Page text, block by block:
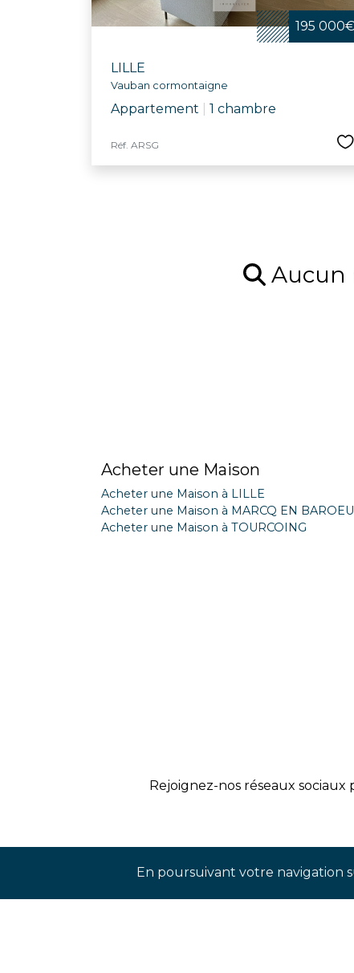
En poursuivant votre navigation
195 000€
LILLE
Vauban cormontaigne
Appartement 1 chambre
Réf. ARSG
Aucun
Acheter une Maison
Acheter une Maison à LILLE
Acheter une Maison à MARCQ EN
Acheter une Maison à TOURCOING
Rejoignez-nos réseaux